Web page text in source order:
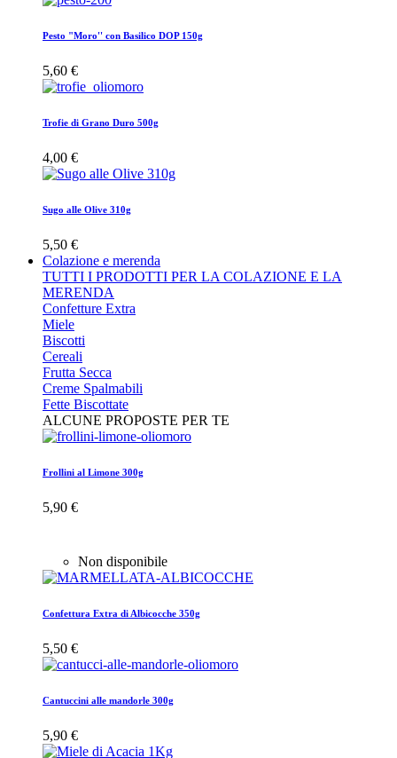
Pesto "Moro'' con Basilico DOP 150g
5,60 €
Trofie di Grano Duro 500g
4,00 €
Sugo alle Olive 310g
5,50 €
Colazione e merenda
TUTTI I PRODOTTI PER LA COLAZIONE E LA
MERENDA
Confetture Extra
Miele
Biscotti
Cereali
Frutta Secca
Creme Spalmabili
Fette Biscottate
ALCUNE PROPOSTE PER TE
Frollini al Limone 300g
5,90 €
Non disponibile
Confettura Extra di Albicocche 350g
5,50 €
Cantuccini alle mandorle 300g
5,90 €